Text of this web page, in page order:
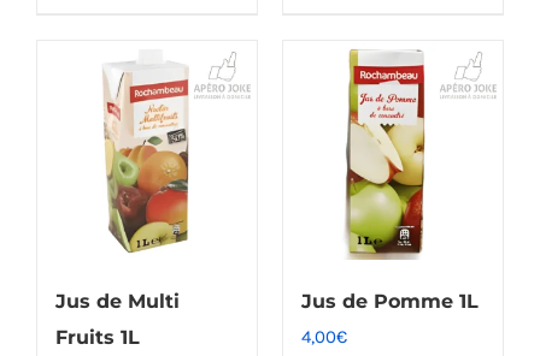
Jus de Multi
Fruits 1L
Jus de Pomme 1L
4,00€